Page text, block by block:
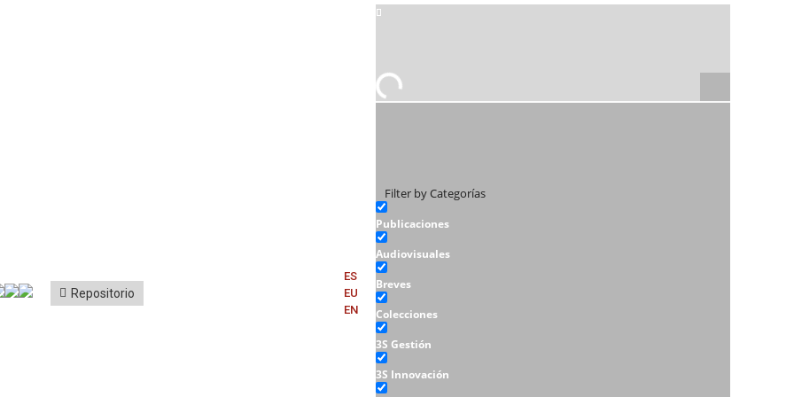
Repositorio
ES
EU
EN
Filter by Categorías
Publicaciones
Audiovisuales
Breves
Colecciones
3S Gestión
3S Innovación